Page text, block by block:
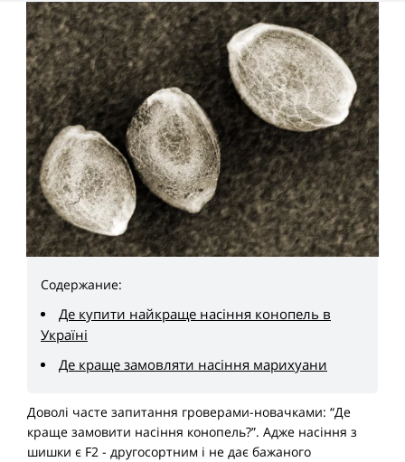
Содержание:
Де купити найкраще насіння конопель в
Україні
Де краще замовляти насіння марихуани
Доволі часте запитання гроверами-новачками: “Де
краще замовити насіння конопель?”. Адже насіння з
шишки є F2 - другосортним і не дає бажаного